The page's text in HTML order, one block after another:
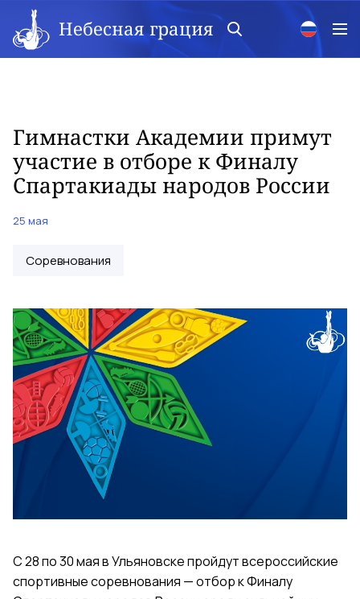
Небесная грация
Гимнастки Академии примут
участие в отборе к Финалу
Спартакиады народов России
25 мая
Соревнования
С 28 по 30 мая в Ульяновске пройдут всероссийские
спортивные соревнования — отбор к Финалу